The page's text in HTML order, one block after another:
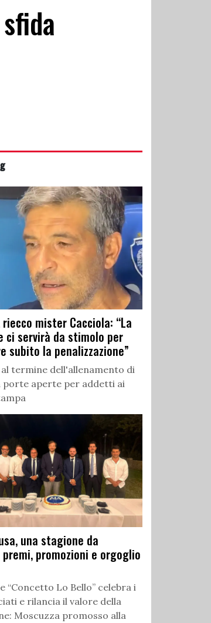
riecco mister Cacciola: “La
ci servirà da stimolo per
subito la penalizzazione”
termine dell'allenamento di
porte aperte per addetti ai
una stagione da
promozioni e orgoglio
“Concetto Lo Bello” celebra i
e rilancia il valore della
Moscuzza promosso alla